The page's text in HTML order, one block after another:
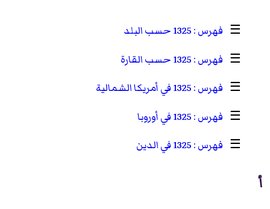
☰
1325 حسب البلد
☰
1325 حسب القارة
☰
1325 في أمريكا الشمالية
☰
1325 في أوروبا
☰
1325 في الدين
أ